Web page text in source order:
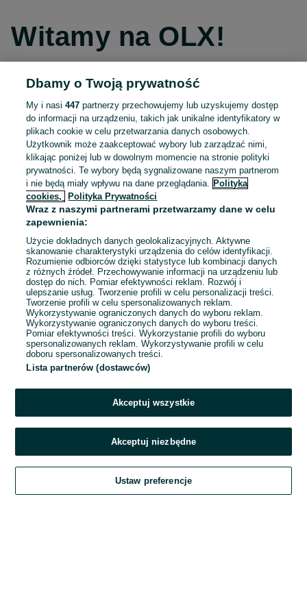
Witamy na OLX!
Kontynuuj przez Facebooka
Kontynuuj przez konto Apple
Kontynuuj przez konto Google
LUB
E-mail
Hasło
Zaloguj się
Kontynuując za pośrednictwem jednego z dostawców wskazanych powyżej,
OLX.pl w jego aktualnym brzmieniu.
Dbamy o Twoją prywatność
My i nasi447 partnerzy przechowujemy lub uzyskujemy dostęp
do informacji na urządzeniu, takich jak unikalne identyfikatory w
plikach cookie w celu przetwarzania danych osobowych.
Użytkownik może zaakceptować wybory lub zarządzać nimi,
klikając poniżej lub w dowolnym momencie na stronie polityki
prywatności. Te wybory będą sygnalizowane naszym partnerom
i nie będą miały wpływu na dane przeglądania.
Polityka
cookies,
Polityka Prywatności
Wraz z naszymi partnerami przetwarzamy dane w celu
zapewnienia:
Użycie dokładnych danych geolokalizacyjnych. Aktywne
skanowanie charakterystyki urządzenia do celów identyfikacji.
Rozumienie odbiorców dzięki statystyce lub kombinacji danych
z różnych źródeł. Przechowywanie informacji na urządzeniu lub
dostęp do nich. Pomiar efektywności reklam. Rozwój i
ulepszanie usług. Tworzenie profili w celu personalizacji treści.
Tworzenie profili w celu spersonalizowanych reklam.
Wykorzystywanie ograniczonych danych do wyboru reklam.
Wykorzystywanie ograniczonych danych do wyboru treści.
Pomiar efektywności treści. Wykorzystanie profili do wyboru
spersonalizowanych reklam. Wykorzystywanie profili w celu
doboru spersonalizowanych treści.
Lista partnerów (dostawców)
Akceptuj wszystkie
Akceptuj niezbędne
Ustaw preferencje